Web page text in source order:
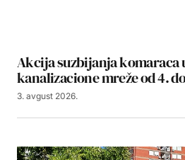
Akcija suzbijanja komaraca
kanalizacione mreže od 4.
3. avgust 2026.